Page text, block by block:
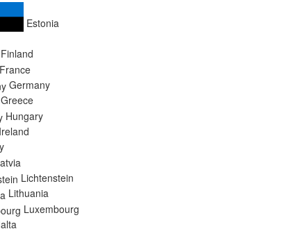
Estonia
Finland
France
Germany
Greece
Hungary
Ireland
Lichtenstein
Lithuania
Luxembourg